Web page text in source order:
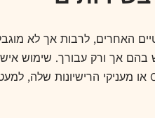
האחרים, לרבות אך לא
אך ורק עבורך. שימוש